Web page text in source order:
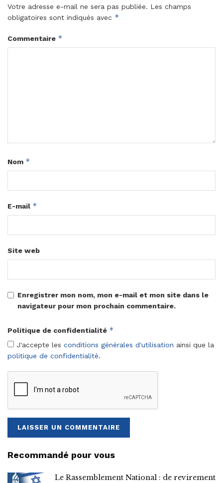
Votre adresse e-mail ne sera pas publiée. Les champs
obligatoires sont indiqués avec *
Commentaire *
Nom *
E-mail *
Site web
Enregistrer mon nom, mon e-mail et mon site dans le
navigateur pour mon prochain commentaire.
Politique de confidentialité *
J'accepte les conditions générales d'utilisation ainsi que la
politique de confidentialité.
Recommandé pour vous
Le Rassemblement National : de revirement